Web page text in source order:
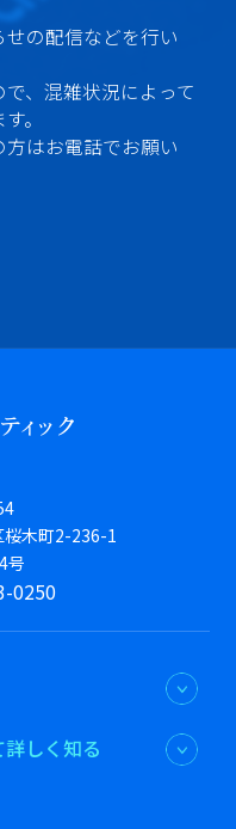
の配信などを行い
、混雑状況によって
。
はお電話でお願い
桜木町2-236-1
号
0250
しく知る